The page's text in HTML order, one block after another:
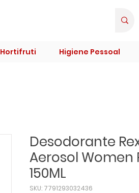
Hortifruti Higiene Pessoal
Desodorante
Aerosol Women
150ML
SKU: 7791293032436